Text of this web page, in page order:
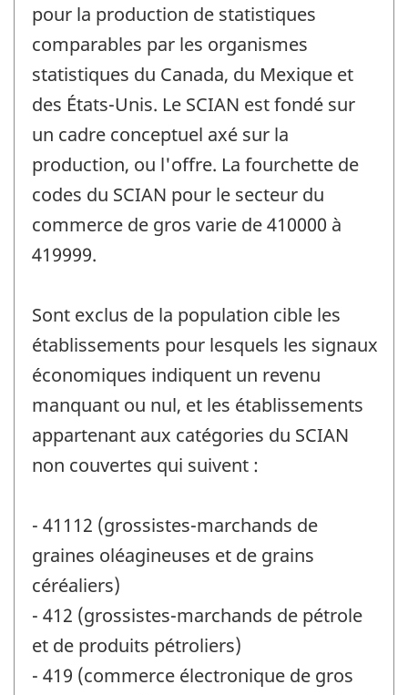
pour la production de statistiques
comparables par les organismes
statistiques du Canada, du Mexique et
des États-Unis. Le SCIAN est fondé sur
un cadre conceptuel axé sur la
production, ou l'offre. La fourchette de
codes du SCIAN pour le secteur du
commerce de gros varie de 410000 à
419999.
Sont exclus de la population cible les
établissements pour lesquels les signaux
économiques indiquent un revenu
manquant ou nul, et les établissements
appartenant aux catégories du SCIAN
non couvertes qui suivent :
- 41112 (grossistes-marchands de
graines oléagineuses et de grains
céréaliers)
- 412 (grossistes-marchands de pétrole
et de produits pétroliers)
- 419 (commerce électronique de gros